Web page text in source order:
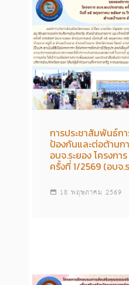
การประชาสัมพันธ์ก
ป้องกันและต่อต้านก
อบจ.ระยอง โครงก
ครั้งที่ 1/2569 (อบจ.
18 พฤษภาคม 2569